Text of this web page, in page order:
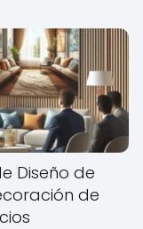
Diseño de
de